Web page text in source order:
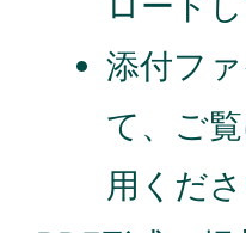
添付フ
て、ご
用くださ